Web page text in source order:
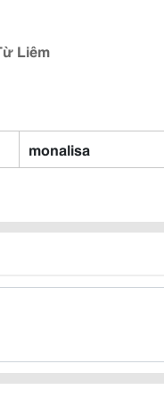
Liêm
monalisa